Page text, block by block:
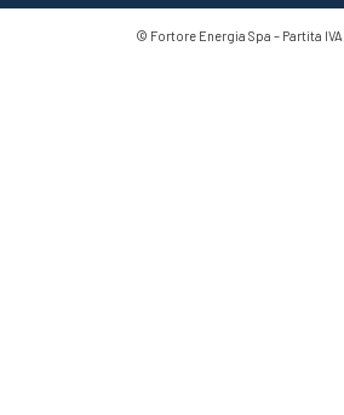
© Fortore Energia Spa – Partita IVA